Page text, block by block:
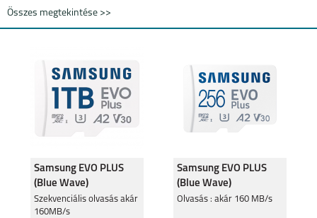
Összes megtekintése >>
Samsung EVO PLUS
(Blue Wave)
160MB/sec 1TB
Szekvenciális olvasás akár
160MB/s
Samsung EVO PLUS
(Blue Wave)
160MB/sec 256GB
Olvasás : akár 160 MB/s